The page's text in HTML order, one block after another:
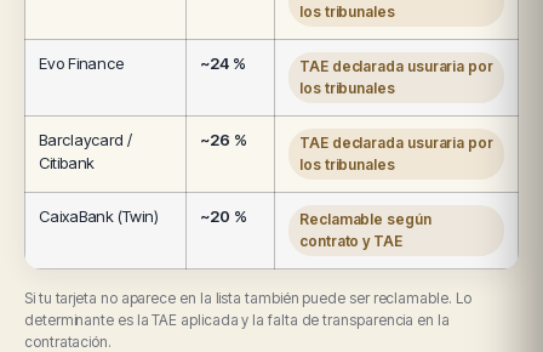
los tribunales
Evo Finance ~24 %
TAE declarada usuraria por
los tribunales
Barclaycard /
Citibank
~26 %
TAE declarada usuraria por
los tribunales
CaixaBank (Twin) ~20 %
Reclamable según
contrato y TAE
Si tu tarjeta no aparece en la lista también puede ser reclamable. Lo
determinante es la TAE aplicada y la falta de transparencia en la
contratación.